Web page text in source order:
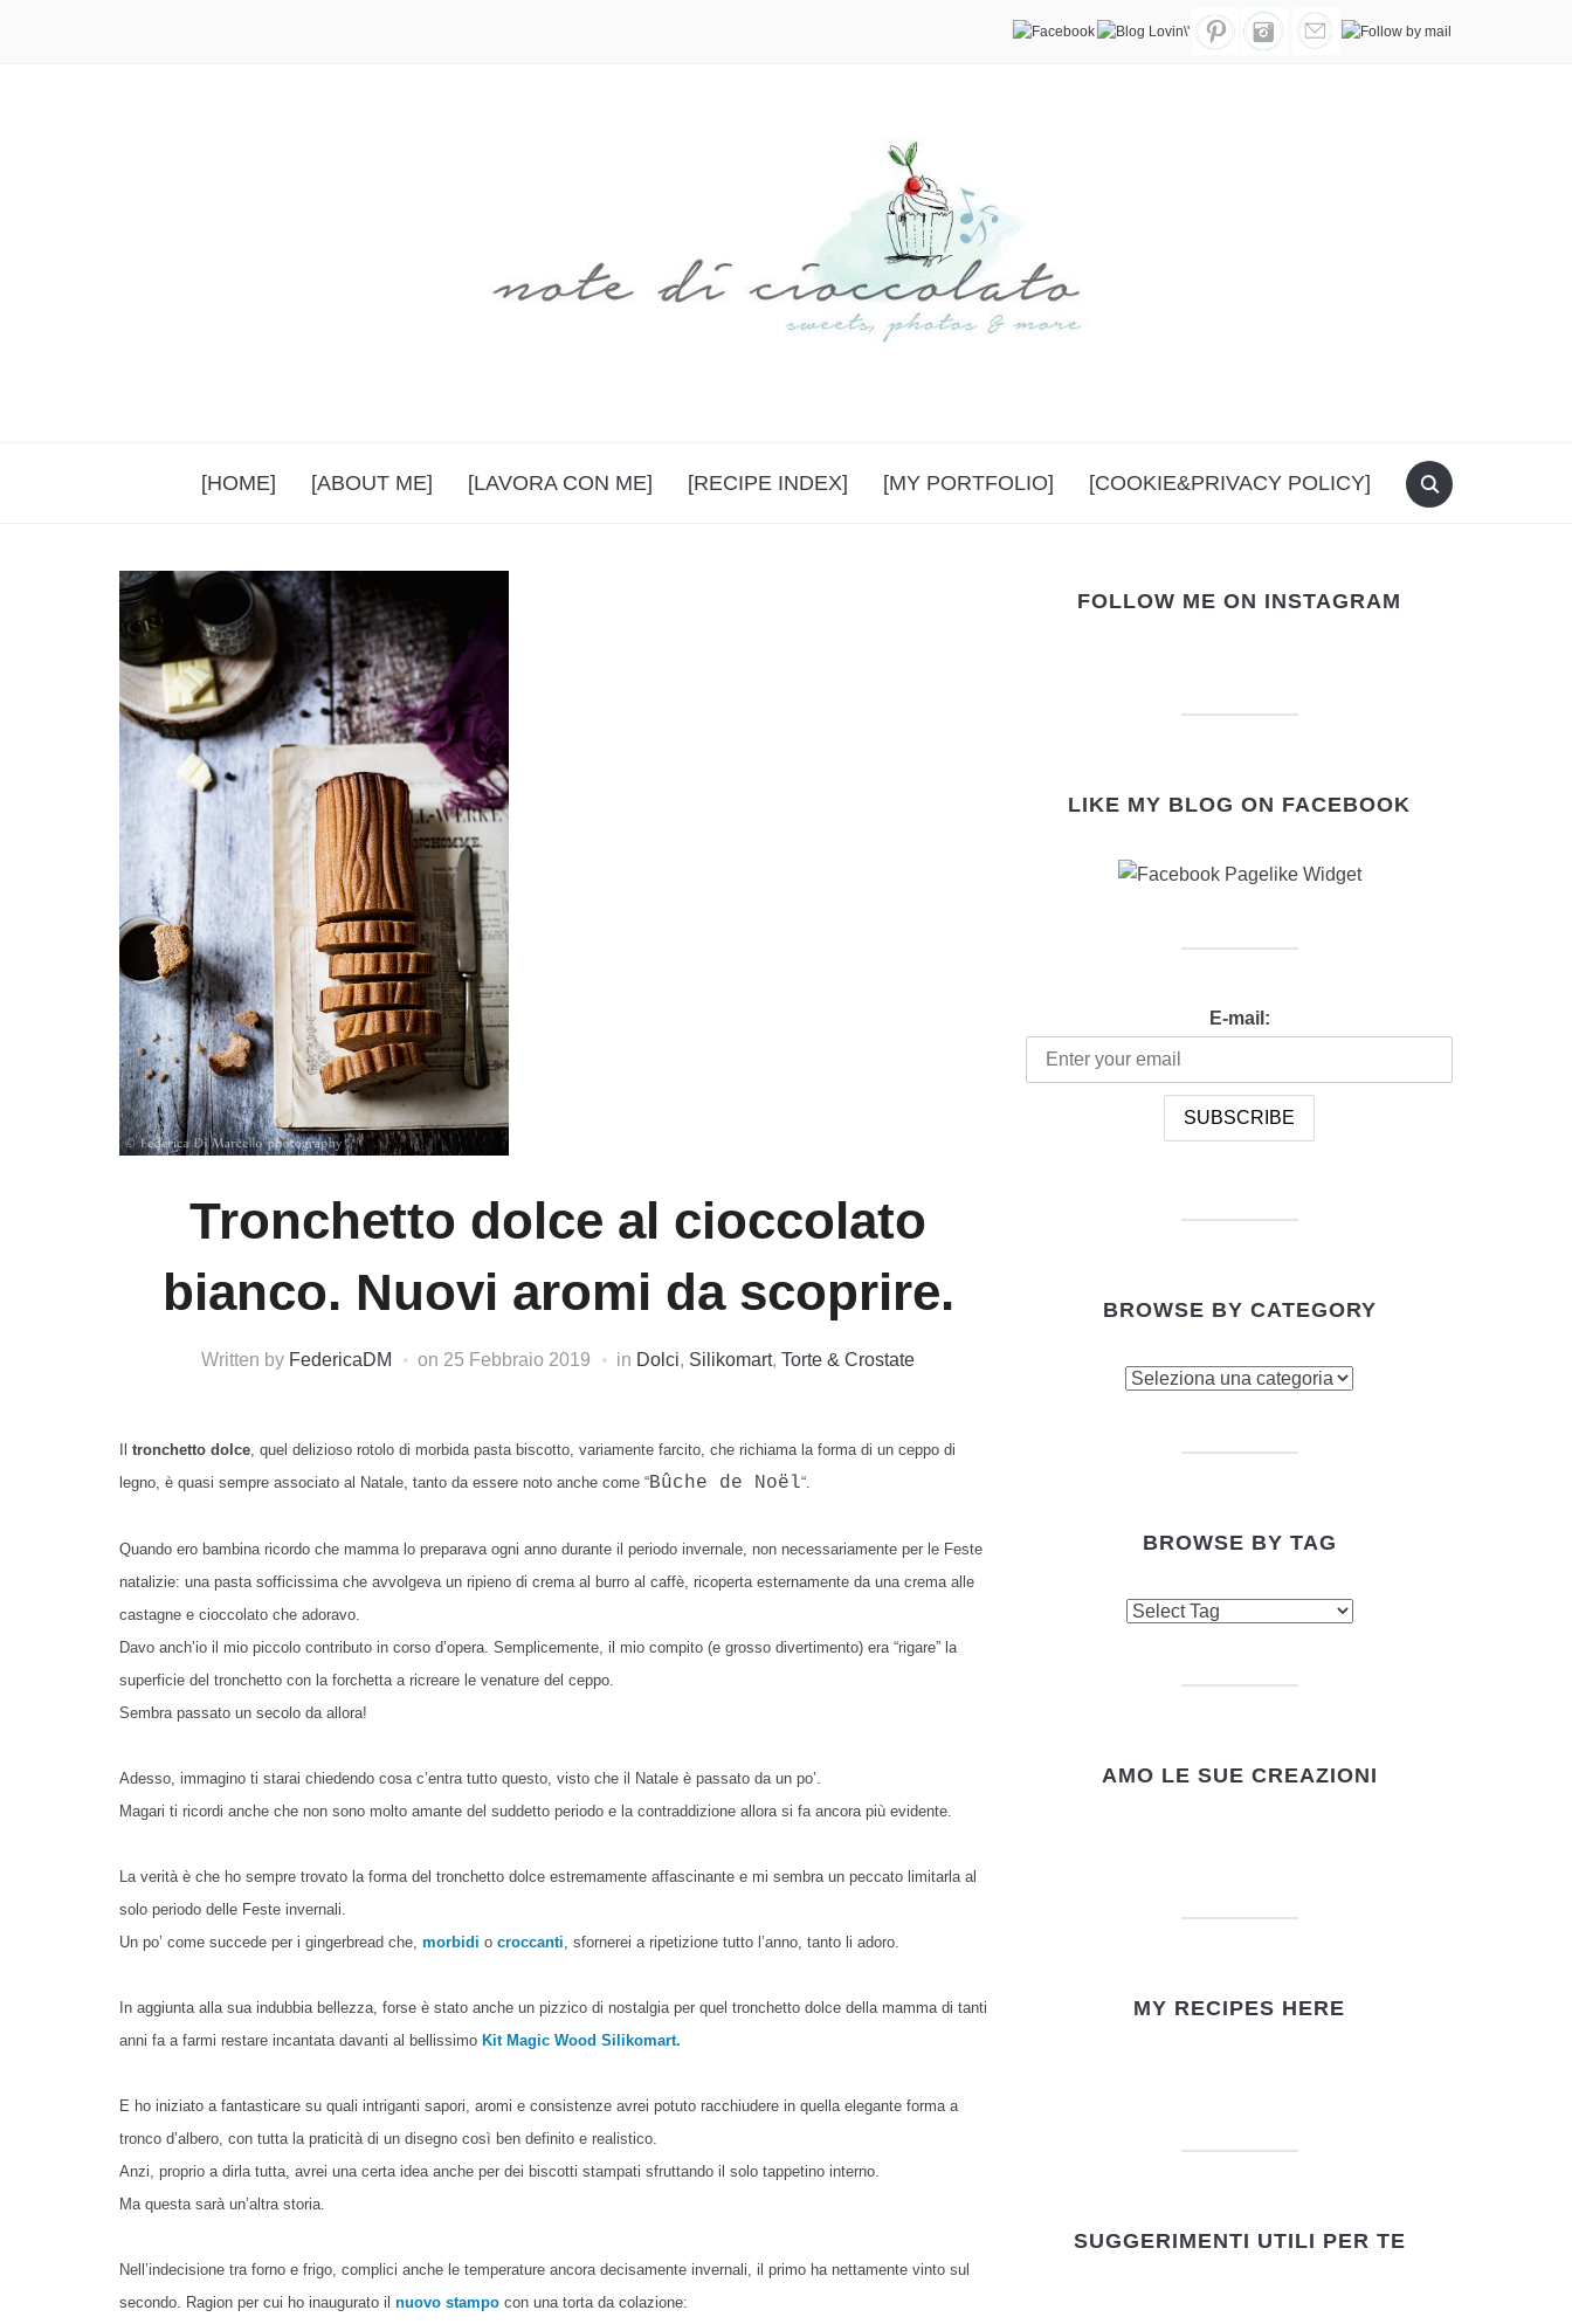
[HOME] [ABOUT ME] [LAVORA CON ME] [RECIPE INDEX] [MY PORTFOLIO] [COOKIE&PRIVACY POLICY]
Tronchetto dolce al cioccolato
bianco. Nuovi aromi da scoprire.
Written by FedericaDM on 25 Febbraio 2019 in Dolci, Silikomart, Torte & Crostate
Il tronchetto dolce , quel delizioso rotolo di morbida pasta biscotto, variamente farcito, che richiama la forma di un ceppo di
legno, è quasi sempre associato al Natale, tanto da essere noto anche come “Bûche de Noël“.
Quando ero bambina ricordo che mamma lo preparava ogni anno durante il periodo invernale, non necessariamente per le Feste
natalizie: una pasta sofficissima che avvolgeva un ripieno di crema al burro al caffè, ricoperta esternamente da una crema alle
castagne e cioccolato che adoravo.
Davo anch’io il mio piccolo contributo in corso d’opera. Semplicemente, il mio compito (e grosso divertimento) era “rigare” la
superficie del tronchetto con la forchetta a ricreare le venature del ceppo.
Sembra passato un secolo da allora!
Adesso, immagino ti starai chiedendo cosa c’entra tutto questo, visto che il Natale è passato da un po’.
Magari ti ricordi anche che non sono molto amante del suddetto periodo e la contraddizione allora si fa ancora più evidente.
La verità è che ho sempre trovato la forma del tronchetto dolce estremamente affascinante e mi sembra un peccato limitarla al
solo periodo delle Feste invernali.
Un po’ come succede per i gingerbread che, morbidi o croccanti , sfornerei a ripetizione tutto l’anno, tanto li adoro.
In aggiunta alla sua indubbia bellezza, forse è stato anche un pizzico di nostalgia per quel tronchetto dolce della mamma di tanti
anni fa a farmi restare incantata davanti al bellissimo Kit Magic Wood Silikomart.
E ho iniziato a fantasticare su quali intriganti sapori, aromi e consistenze avrei potuto racchiudere in quella elegante forma a
tronco d’albero, con tutta la praticità di un disegno così ben definito e realistico.
Anzi, proprio a dirla tutta, avrei una certa idea anche per dei biscotti stampati sfruttando il solo tappetino interno.
Ma questa sarà un’altra storia.
Nell’indecisione tra forno e frigo, complici anche le temperature ancora decisamente invernali, il primo ha nettamente vinto sul
secondo. Ragion per cui ho inaugurato il nuovo stampo con una torta da colazione:
FOLLOW ME ON INSTAGRAM
LIKE MY BLOG ON FACEBOOK
E-mail:
BROWSE BY CATEGORY
BROWSE BY TAG
AMO LE SUE CREAZIONI
MY RECIPES HERE
SUGGERIMENTI UTILI PER TE